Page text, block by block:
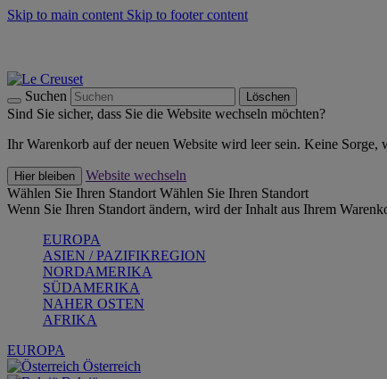
Skip to main content Skip to footer content
Suchen Löschen
Sind Sie sicher, dass Sie die Website wechseln möchten?
Ihr Warenkorb auf der neuen Website wird leer sein. Keine
Hier bleiben
Website wechseln
Wählen Sie Ihren Standort Wählen Sie Ihren Standort
Wenn Sie Ihren Standort ändern, wird der Inhalt aus Ihrem
EUROPA
ASIEN / PAZIFIKREGION
NORDAMERIKA
SÜDAMERIKA
NAHER OSTEN
AFRIKA
EUROPA
Österreich